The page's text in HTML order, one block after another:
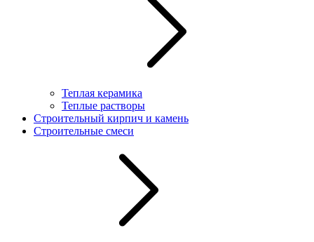
Теплая керамика
Теплые растворы
Строительный кирпич и камень
Строительные смеси